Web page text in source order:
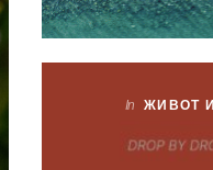
In ЖИВОТ